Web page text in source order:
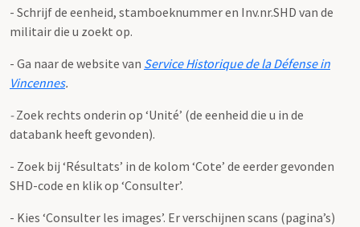
- Schrijf de eenheid, stamboeknummer en Inv.nr.SHD van de
militair die u zoekt op.
- Ga naar de website van Service Historique de la Défense in
Vincennes.
-Zoek rechts onderin op ‘Unité’ (de eenheid die u in de
databank heeft gevonden).
- Zoek bij ‘Résultats’ in de kolom ‘Cote’ de eerder gevonden
SHD-code en klik op ‘Consulter’.
- Kies ‘Consulter les images’. Er verschijnen scans (pagina’s)